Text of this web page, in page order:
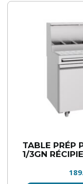
TABLE PRÉP
1/3GN